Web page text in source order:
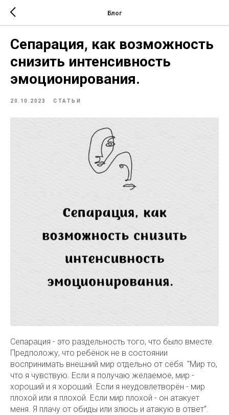
Блог
Сепарация, как возможность
снизить интенсивность
эмоционирования.
20.10.2023 СТАТЬИ
Сепарация - это раздельность того, что было вместе.
Предположу, что ребёнок не в состоянии
воспринимать внешний мир отдельно от себя. "Мир то,
что я чувствую. Если я получаю желаемое, мир -
хороший и я хороший. Если я неудовлетворён - мир
плохой или я плохой. Если мир плохой - он атакует
меня. Я плачу от обиды или злюсь и атакую в ответ".